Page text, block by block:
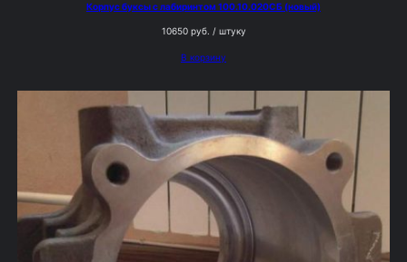
Корпус буксы с лабиринтом 100.10.020СБ (новый)
10650руб. / штуку
В корзину